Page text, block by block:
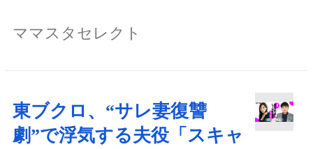
ママスタセレクト
東ブクロ、“サレ妻復讐
劇”で浮気する夫役「スキャ